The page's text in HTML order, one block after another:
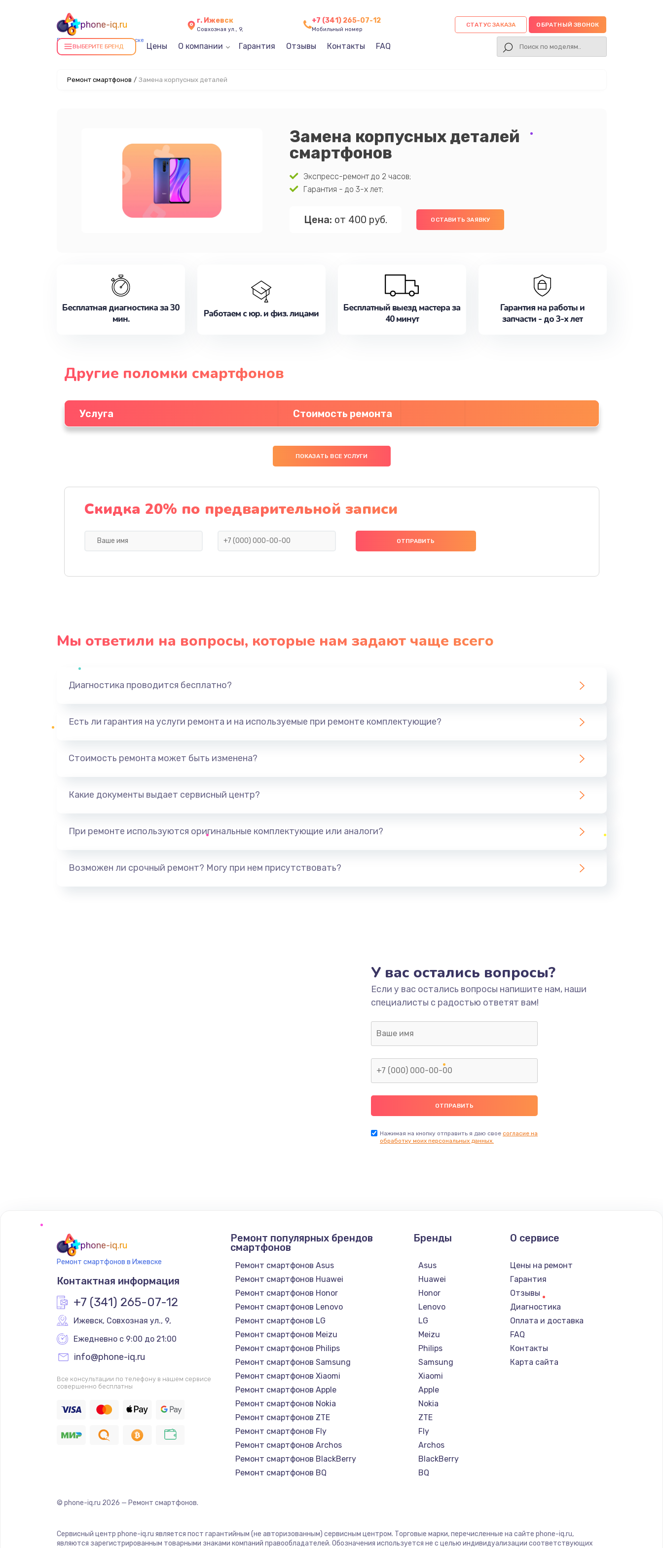
phone-iq.ru
Ремонт смартфонов в Ижевске
г. Ижевск
Совхозная ул., 9,
+7 (341) 265-07-12
Мобильный номер
СТАТУС ЗАКАЗА ОБРАТНЫЙ ЗВОНОК
ВЫБЕРИТЕ БРЕНД Цены О компании Гарантия Отзывы Контакты FAQ
Ремонт смартфонов / Замена корпусных деталей
Замена корпусных деталей
смартфонов
Экспресс-ремонт до 2 часов;
Гарантия - до 3-х лет;
Цена: от 400 руб. ОСТАВИТЬ ЗАЯВКУ
Бесплатная диагностика за 30
мин.
Работаем с юр. и физ. лицами
Бесплатный выезд мастера за
40 минут
Гарантия на работы и
запчасти - до 3-х лет
Другие поломки смартфонов
Услуга Стоимость ремонта
ПОКАЗАТЬ ВСЕ УСЛУГИ
Скидка 20% по предварительной записи
Мы ответили на вопросы, которые нам задают чаще всего
Диагностика проводится бесплатно?
Есть ли гарантия на услуги ремонта и на используемые при ремонте комплектующие?
Стоимость ремонта может быть изменена?
Какие документы выдает сервисный центр?
При ремонте используются оригинальные комплектующие или аналоги?
Возможен ли срочный ремонт? Могу при нем присутствовать?
У вас остались вопросы?
Если у вас остались вопросы напишите нам, наши
специалисты с радостью ответят вам!
Нажимая на кнопку отправить я даю свое согласие на
обработку моих персональных данных.
phone-iq.ru
Ремонт смартфонов в Ижевске
Контактная информация
+7 (341) 265-07-12
Ижевск, Совхозная ул., 9,
Ежедневно с 9:00 до 21:00
info@phone-iq.ru
Все консультации по телефону в нашем сервисе
совершенно бесплатны
Ремонт популярных брендов
смартфонов
Ремонт смартфонов Asus
Ремонт смартфонов Huawei
Ремонт смартфонов Honor
Ремонт смартфонов Lenovo
Ремонт смартфонов LG
Ремонт смартфонов Meizu
Ремонт смартфонов Philips
Ремонт смартфонов Samsung
Ремонт смартфонов Xiaomi
Ремонт смартфонов Apple
Ремонт смартфонов Nokia
Ремонт смартфонов ZTE
Ремонт смартфонов Fly
Ремонт смартфонов Archos
Ремонт смартфонов BlackBerry
Ремонт смартфонов BQ
Ремонт смартфонов Irbis
Бренды
Asus
Huawei
Honor
Lenovo
LG
Meizu
Philips
Samsung
Xiaomi
Apple
Nokia
ZTE
Fly
Archos
BlackBerry
BQ
Irbis
О сервисе
Цены на ремонт
Гарантия
Отзывы
Диагностика
Оплата и доставка
FAQ
Контакты
Карта сайта
© phone-iq.ru 2026 — Ремонт смартфонов.
Сервисный центр phone-iq.ru является пост гарантийным (не авторизованным) сервисным центром. Торговые марки, перечисленные на сайте phone-iq.ru,
являются зарегистрированным товарными знаками компаний правообладателей. Обозначения используется не с целью индивидуализации соответствующих